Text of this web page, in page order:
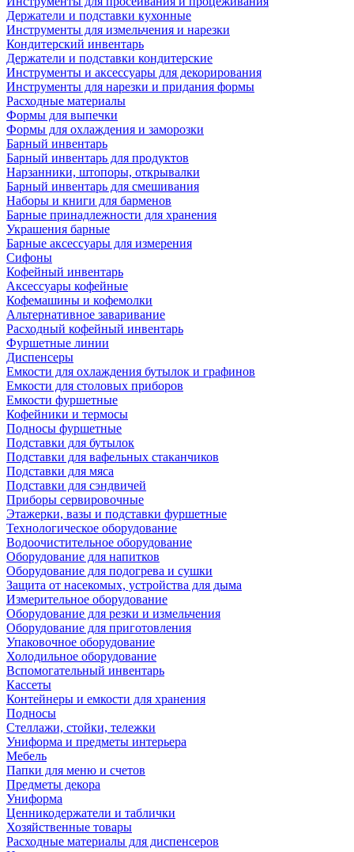
Держатели и подставки кухонные
Инструменты для измельчения и нарезки
Кондитерский инвентарь
Держатели и подставки кондитерские
Инструменты и аксессуары для декорирования
Инструменты для нарезки и придания формы
Расходные материалы
Формы для выпечки
Формы для охлаждения и заморозки
Барный инвентарь
Барный инвентарь для продуктов
Нарзанники, штопоры, открывалки
Барный инвентарь для смешивания
Наборы и книги для барменов
Барные принадлежности для хранения
Украшения барные
Барные аксессуары для измерения
Сифоны
Кофейный инвентарь
Аксессуары кофейные
Кофемашины и кофемолки
Альтернативное заваривание
Расходный кофейный инвентарь
Фуршетные линии
Диспенсеры
Емкости для охлаждения бутылок и графинов
Емкости для столовых приборов
Емкости фуршетные
Кофейники и термосы
Подносы фуршетные
Подставки для бутылок
Подставки для вафельных стаканчиков
Подставки для мяса
Подставки для сэндвичей
Приборы сервировочные
Этажерки, вазы и подставки фуршетные
Технологическое оборудование
Водоочистительное оборудование
Оборудование для напитков
Оборудование для подогрева и сушки
Защита от насекомых, устройства для дыма
Измерительное оборудование
Оборудование для резки и измельчения
Оборудование для приготовления
Упаковочное оборудование
Холодильное оборудование
Вспомогательный инвентарь
Кассеты
Контейнеры и емкости для хранения
Подносы
Стеллажи, стойки, тележки
Униформа и предметы интерьера
Мебель
Папки для меню и счетов
Предметы декора
Униформа
Ценникодержатели и таблички
Хозяйственные товары
Расходные материалы для диспенсеров